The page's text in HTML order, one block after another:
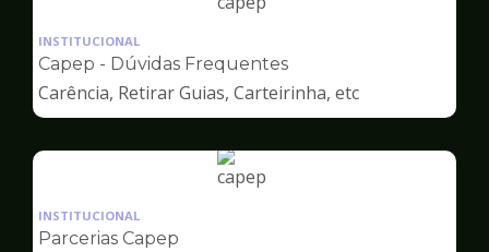
Ilustração
pagina
de
Capep
INSTITUCIONAL
Capep - Dúvidas Frequentes
Carência, Retirar Guias, Carteirinha, etc
Ilustração
INSTITUCIONAL
Parcerias Capep